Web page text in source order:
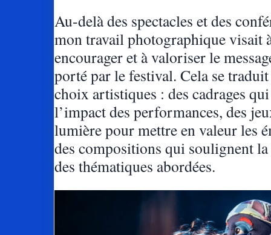
Au-delà des spectacles et des
mon travail photographique visait
encourager et à valoriser le
porté par le festival. Cela se
choix artistiques : des cadrages
l’impact des performances, des
lumière pour mettre en valeur les
des compositions qui soulignent la
des thématiques abordées.